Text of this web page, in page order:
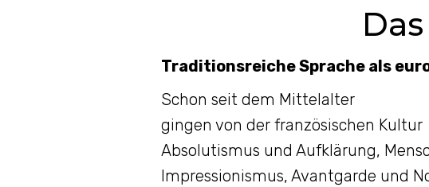
Traditionsreiche Sprache als
Schon seit dem Mittelalter
gingen von der französischen
Absolutismus und Aufklärung,
Impressionismus, Avantgarde und